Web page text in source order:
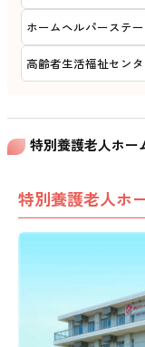
ホームヘルパーステ
高齢者生活福祉セン
特別養護老人ホー
特別養護老人ホ